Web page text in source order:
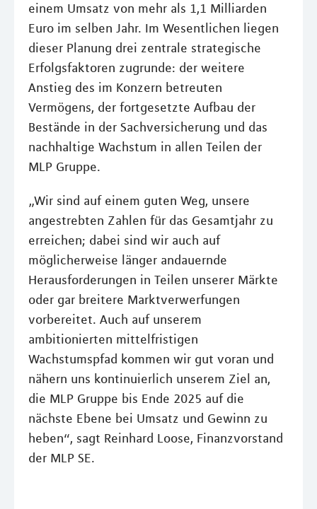
einem Umsatz von mehr als 1,1 Milliarden
Euro im selben Jahr. Im Wesentlichen liegen
dieser Planung drei zentrale strategische
Erfolgsfaktoren zugrunde: der weitere
Anstieg des im Konzern betreuten
Vermögens, der fortgesetzte Aufbau der
Bestände in der Sachversicherung und das
nachhaltige Wachstum in allen Teilen der
MLP Gruppe.
„Wir sind auf einem guten Weg, unsere
angestrebten Zahlen für das Gesamtjahr zu
erreichen; dabei sind wir auch auf
möglicherweise länger andauernde
Herausforderungen in Teilen unserer Märkte
oder gar breitere Marktverwerfungen
vorbereitet. Auch auf unserem
ambitionierten mittelfristigen
Wachstumspfad kommen wir gut voran und
nähern uns kontinuierlich unserem Ziel an,
die MLP Gruppe bis Ende 2025 auf die
nächste Ebene bei Umsatz und Gewinn zu
heben“, sagt Reinhard Loose, Finanzvorstand
der MLP SE.